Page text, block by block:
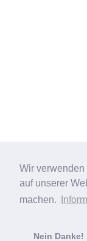
Wir
auf unserer
machen.
Nein Danke!